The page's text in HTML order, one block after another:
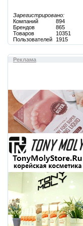
Зарегистрировано:
Компаний
894
Брендов
865
Товаров
10351
Пользователей
1915
Реклама